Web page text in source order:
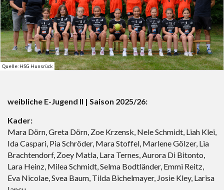
Quelle: HSG Hunsrück
weibliche E-Jugend II | Saison 2025/26:
Kader:
Mara Dörn, Greta Dörn, Zoe Krzensk, Nele Schmidt, Liah Klei,
Ida Caspari, Pia Schröder, Mara Stoffel, Marlene Gölzer, Lia
Brachtendorf, Zoey Matla, Lara Ternes, Aurora Di Bitonto,
Lara Heinz, Milea Schmidt, Selma Bodtländer, Emmi Reitz,
Eva Nicolae, Svea Baum, Tilda Bichelmayer, Josie Kley, Larisa